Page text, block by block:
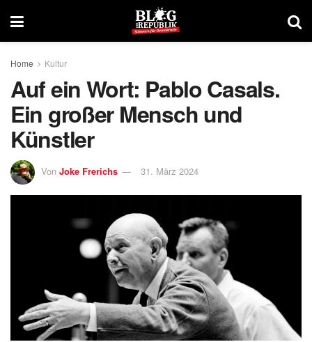
Home Kultur
Auf ein Wort: Pablo Casals.
Ein großer Mensch und
Künstler
Von Joke Frerichs 31. März 2024